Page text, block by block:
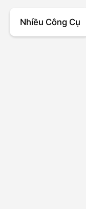
Nhiều Công Cụ